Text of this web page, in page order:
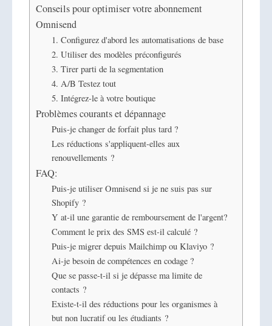
Conseils pour optimiser votre abonnement
Omnisend
1. Configurez d'abord les automatisations de base
2. Utiliser des modèles préconfigurés
3. Tirer parti de la segmentation
4. A/B Testez tout
5. Intégrez-le à votre boutique
Problèmes courants et dépannage
Puis-je changer de forfait plus tard ?
Les réductions s'appliquent-elles aux
renouvellements ?
FAQ:
Puis-je utiliser Omnisend si je ne suis pas sur
Shopify ?
Y at-il une garantie de remboursement de l'argent?
Comment le prix des SMS est-il calculé ?
Puis-je migrer depuis Mailchimp ou Klaviyo ?
Ai-je besoin de compétences en codage ?
Que se passe-t-il si je dépasse ma limite de
contacts ?
Existe-t-il des réductions pour les organismes à
but non lucratif ou les étudiants ?